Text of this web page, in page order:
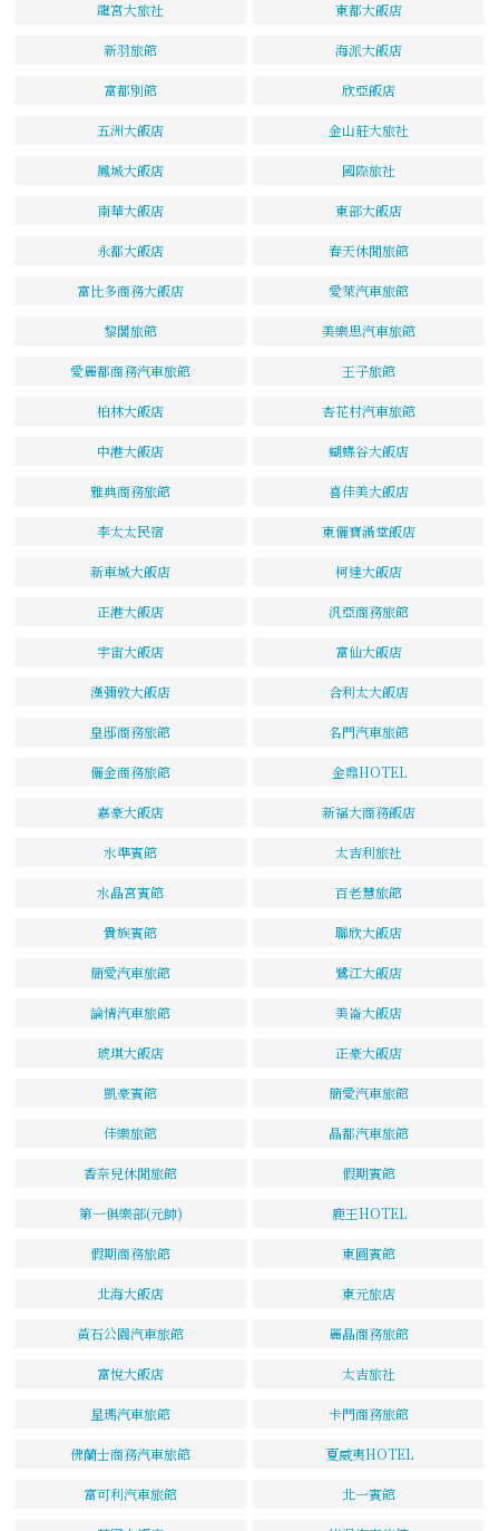
龍宮大旅社 東都大飯店
新羽旅館 海派大飯店
富都別館 欣亞飯店
五洲大飯店 金山莊大旅社
鳳城大飯店 國際旅社
南華大飯店 東部大飯店
永都大飯店 春天休閒旅館
富比多商務大飯店 愛萊汽車旅館
黎閣旅館 美樂思汽車旅館
愛麗都商務汽車旅館 王子旅館
柏林大飯店 杏花村汽車旅館
中港大飯店 蝴蝶谷大飯店
雅典商務旅館 喜佳美大飯店
李太太民宿 東儷寶滿堂飯店
新車城大飯店 柯達大飯店
正港大飯店 汎亞商務旅館
宇宙大飯店 富仙大飯店
漢彌敦大飯店 合利太大飯店
皇邸商務旅館 名門汽車旅館
儷金商務旅館 金鼎HOTEL
嘉豪大飯店 新福大商務飯店
水準賓館 太吉利旅社
水晶宮賓館 百老慧旅館
貴族賓館 聯欣大飯店
簡愛汽車旅館 鷺江大飯店
論情汽車旅館 美崙大飯店
琥琪大飯店 正豪大飯店
凱豪賓館 簡愛汽車旅館
佳樂旅館 晶都汽車旅館
香奈兒休閒旅館 假期賓館
第一俱樂部(元帥) 鹿王HOTEL
假期商務旅館 東圓賓館
北海大飯店 東元旅店
黃石公園汽車旅館 麗晶商務旅館
富悅大飯店 太吉旅社
星瑪汽車旅館 卡門商務旅館
佛蘭士商務汽車旅館 夏威夷HOTEL
富可利汽車旅館 北一賓館